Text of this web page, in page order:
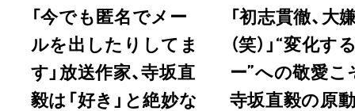
「今でも匿名でメー
ルを出したりしてま
す」放送作家、寺坂直
毅は「好き」と絶妙な
「初志貫徹、大
（笑）」“変化す
ー”への敬愛こ
寺坂直毅の原